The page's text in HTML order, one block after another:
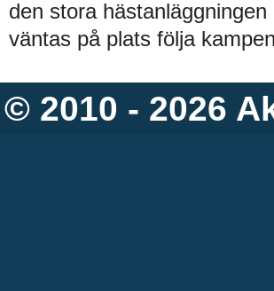
den stora
väntas på plats följa
© 2010 - 2026